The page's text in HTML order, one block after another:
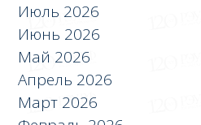
Июль 2026
Июнь 2026
Май 2026
Апрель 2026
Март 2026